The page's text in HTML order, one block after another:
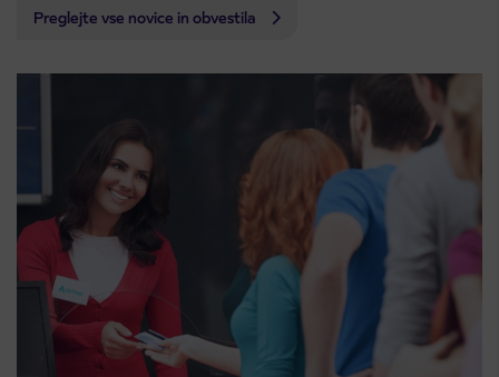
Preglejte vse novice in obvestila